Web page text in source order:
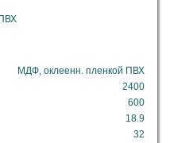
МДФ, оклеенн. пленкой ПВХ
2400
600
18.9
32